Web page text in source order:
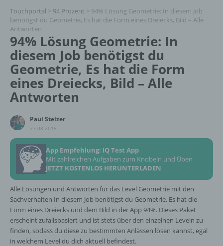
Touchportal > 94 Prozent > 94% Lösung Geometrie: In diesem Job
benötigst du Geometrie, Es hat die Form eines Dreiecks, Bild – Alle
Antworten
94% Lösung Geometrie: In
diesem Job benötigst du
Geometrie, Es hat die Form
eines Dreiecks, Bild – Alle
Antworten
Paul Stelzer
27.08.2019
App Empfehlung: IQ Test App
Mit zahlreichen Aufgaben zum Knobeln und Üben
JETZT KOSTENLOS HERUNTERLADEN
Alle Lösungen und Antworten für das Level Geometrie mit den
Sachverhalten In diesem Job benötigst du Geometrie, Es hat die
Form eines Dreiecks und dem Bild in der App 94%. Dieses Paket
erscheint zufallsbasiert und ist stets über den einzelnen Leveln zu
finden, sodass du diese zu bestimmten Anlässen lösen kannst, egal
in welchem Level du dich aktuell befindest.